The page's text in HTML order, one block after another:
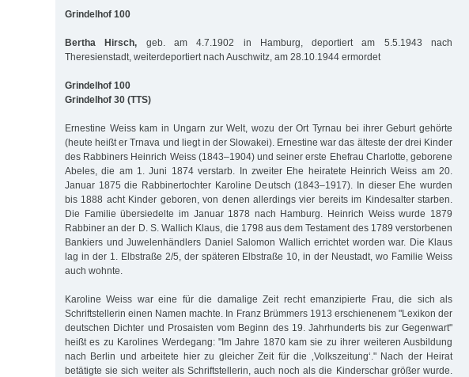
Grindelhof 100
Bertha Hirsch, geb. am 4.7.1902 in Hamburg, deportiert am 5.5.1943 nach
Theresienstadt, weiterdeportiert nach Auschwitz, am 28.10.1944 ermordet
Grindelhof 100
Grindelhof 30 (TTS)
Ernestine Weiss kam in Ungarn zur Welt, wozu der Ort Tyrnau bei ihrer Geburt gehörte
(heute heißt er Trnava und liegt in der Slowakei). Ernestine war das älteste der drei Kinder
des Rabbiners Heinrich Weiss (1843–1904) und seiner erste Ehefrau Charlotte, geborene
Abeles, die am 1. Juni 1874 verstarb. In zweiter Ehe heiratete Heinrich Weiss am 20.
Januar 1875 die Rabbinertochter Karoline Deutsch (1843–1917). In dieser Ehe wurden
bis 1888 acht Kinder geboren, von denen allerdings vier bereits im Kindesalter starben.
Die Familie übersiedelte im Januar 1878 nach Hamburg. Heinrich Weiss wurde 1879
Rabbiner an der D. S. Wallich Klaus, die 1798 aus dem Testament des 1789 verstorbenen
Bankiers und Juwelenhändlers Daniel Salomon Wallich errichtet worden war. Die Klaus
lag in der 1. Elbstraße 2/5, der späteren Elbstraße 10, in der Neustadt, wo Familie Weiss
auch wohnte.
Karoline Weiss war eine für die damalige Zeit recht emanzipierte Frau, die sich als
Schriftstellerin einen Namen machte. In Franz Brümmers 1913 erschienenem "Lexikon der
deutschen Dichter und Prosaisten vom Beginn des 19. Jahrhunderts bis zur Gegenwart"
heißt es zu Karolines Werdegang: "Im Jahre 1870 kam sie zu ihrer weiteren Ausbildung
nach Berlin und arbeitete hier zu gleicher Zeit für die ‚Volkszeitung‘." Nach der Heirat
betätigte sie sich weiter als Schriftstellerin, auch noch als die Kinderschar größer wurde.